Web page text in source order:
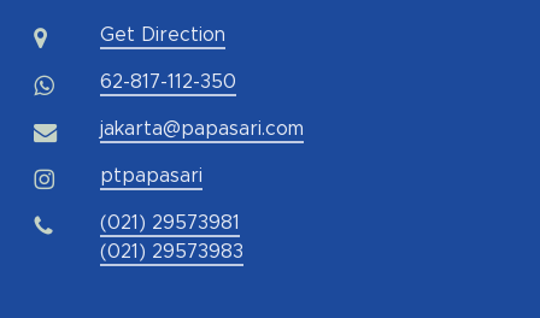
Get Direction
62-817-112-350
jakarta@papasari.com
ptpapasari
(021) 29573981
(021) 29573983